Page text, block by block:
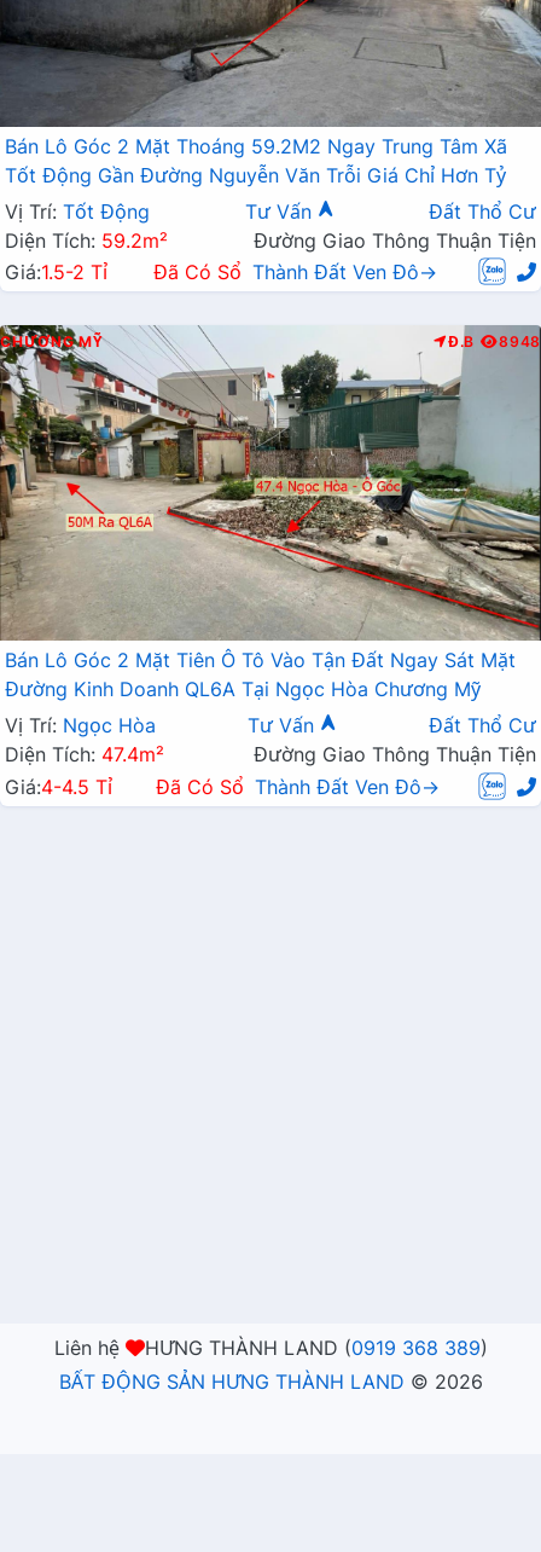
Bán Lô Góc 2 Mặt Thoáng 59.2M2 Ngay Trung Tâm Xã
Tốt Động Gần Đường Nguyễn Văn Trỗi Giá Chỉ Hơn Tỷ
Vị Trí: Tốt Động Tư Vấn
Đất Thổ Cư
Diện Tích: 59.2m²
Đường Giao Thông Thuận Tiện
Giá:1.5-2 Tỉ Đã Có Sổ Thành Đất Ven Đô→
CHƯƠNG MỸ Đ.B 8948
Bán Lô Góc 2 Mặt Tiên Ô Tô Vào Tận Đất Ngay Sát Mặt
Đường Kinh Doanh QL6A Tại Ngọc Hòa Chương Mỹ
Vị Trí: Ngọc Hòa Tư Vấn
Đất Thổ Cư
Diện Tích: 47.4m²
Đường Giao Thông Thuận Tiện
Giá:4-4.5 Tỉ Đã Có Sổ Thành Đất Ven Đô→
Liên hệ HƯNG THÀNH LAND (0919 368 389)
BẤT ĐỘNG SẢN HƯNG THÀNH LAND © 2026